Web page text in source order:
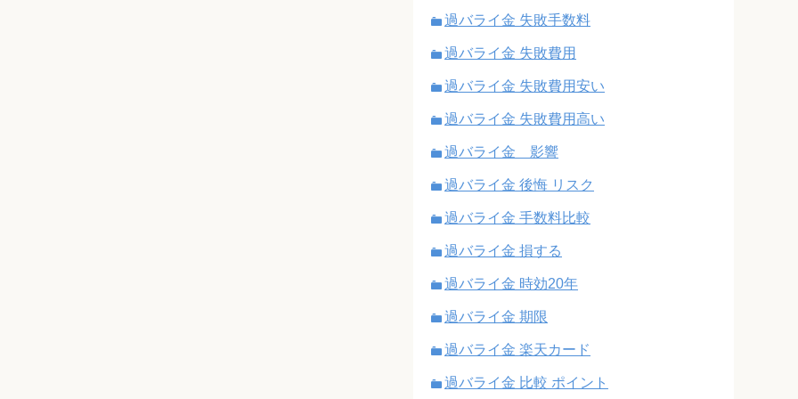
過バライ金 失敗手数料
過バライ金 失敗費用
過バライ金 失敗費用安い
過バライ金 失敗費用高い
過バライ金 影響
過バライ金 後悔 リスク
過バライ金 手数料比較
過バライ金 損する
過バライ金 時効20年
過バライ金 期限
過バライ金 楽天カード
過バライ金 比較 ポイント